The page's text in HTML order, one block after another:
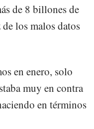
de 8 billones de
los malos datos
en enero, solo
muy en contra
en términos